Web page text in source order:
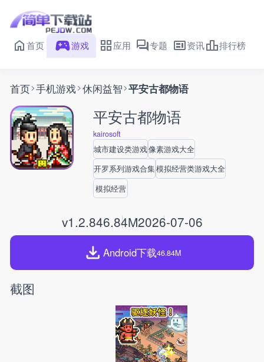
首页 游戏 应用 专题 资讯 排行榜
首页 手机游戏 休闲益智 平安古都物语
平安古都物语
kairosoft
城市建设类游戏像素游戏大全
开罗系列游戏合集模拟经营类游戏大全
模拟经营
v1.2.846.84M2026-07-06
Android下载46.84M
截图